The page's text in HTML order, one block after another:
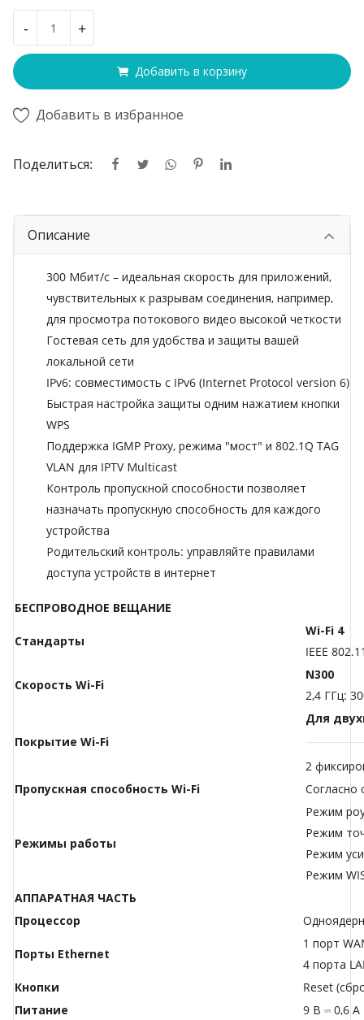
- +
Добавить в корзину
Добавить в избранное
Поделиться:
Описание
300 Мбит/с – идеальная скорость для приложений,
чувствительных к разрывам соединения, например,
для просмотра потокового видео высокой четкости
Гостевая сеть для удобства и защиты вашей
локальной сети
IPv6: совместимость с IPv6 (Internet Protocol version 6)
Быстрая настройка защиты одним нажатием кнопки
WPS
Поддержка IGMP Proxy, режима "мост" и 802.1Q TAG
VLAN для IPTV Мulticast
Контроль пропускной способности позволяет
назначать пропускную способность для каждого
устройства
Родительский контроль: управляйте правилами
доступа устройств в интернет
БЕСПРОВОДНОЕ ВЕЩАНИЕ
Стандарты
Wi-Fi 4
IEEE
Скорость Wi-Fi
N300
2,4 ГГц:
Покрытие Wi-Fi
Для
2
Пропускная способность Wi-Fi
Согласно
Режимы работы
Режим
Режим
Режим
Режим
АППАРАТНАЯ ЧАСТЬ
Процессор
Порты Ethernet
1 порт
4 порта
Кнопки
Reset
Питание
9 В ⎓ 0,6 А